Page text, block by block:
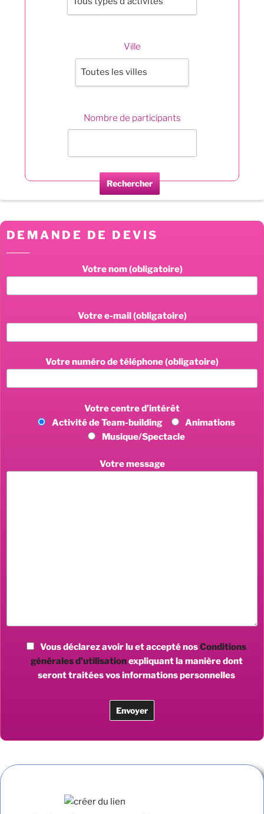
Ville
Nombre de participants
Rechercher
DEMANDE DE DEVIS
Votre nom (obligatoire)
Votre e-mail (obligatoire)
Votre numéro de téléphone (obligatoire)
Votre centre d’intérêt
Activité de Team-building
Animations
Musique/Spectacle
Votre message
Vous déclarez avoir lu et accepté nosConditions
générales d’utilisationexpliquant la manière dont
seront traitées vos informations personnelles